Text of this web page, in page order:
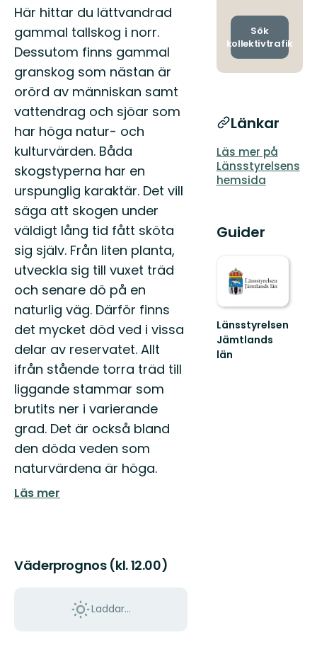
Beskrivning
Här hittar du lättvandrad
gammal tallskog i norr.
Dessutom finns gammal
granskog som nästan är
orörd av människan samt
vattendrag och sjöar som
har höga natur- och
kulturvärden. Båda
skogstyperna har en
urspunglig karaktär. Det vill
säga att skogen under
väldigt lång tid fått sköta
sig själv. Från liten planta,
utveckla sig till vuxet träd
och senare dö på en
naturlig väg. Därför finns
det mycket död ved i vissa
delar av reservatet. Allt
ifrån stående torra träd till
liggande stammar som
brutits ner i varierande
grad. Det är också bland
den döda veden som
naturvärdena är höga.
Läs mer
Väderprognos (kl. 12.00)
Laddar...
och
Sök
kollektivtrafik
Länkar
Läs mer på
Länsstyrelsens
hemsida
Guider
Länsstyrelsen
Jämtlands
län